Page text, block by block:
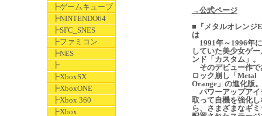
┣ゲームキューブ
┣NINTENDO64
┣SFC_SNES
┣ファミコン
┣NES
┣
┣XboxSX
┣XboxONE
┣Xbox 360
┣Xbox
→公式ページ
■『メタルオレンジ
は
1991年～1996年
していた美少女ゲ
ンド「カスタム」。
そのデビュー作で
ロック崩し「Metal
Orange」の進化版。
パワーアップアイ
取って自機を強化し
ら、さまざまなギ